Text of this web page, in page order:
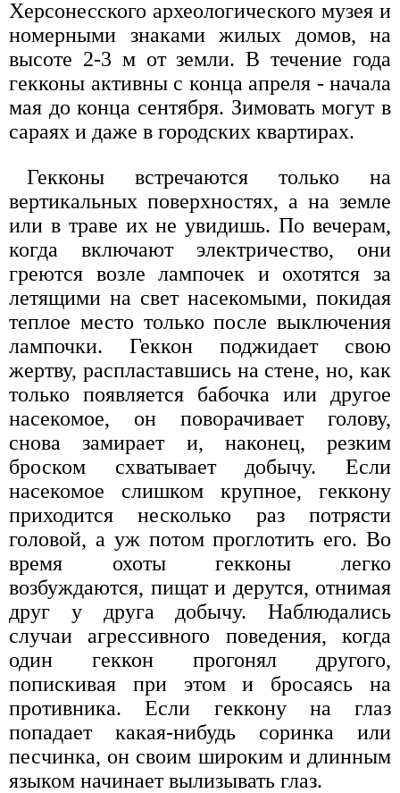
Херсонесского археологического музея и
номерными знаками жилых домов, на
высоте 2-3 м от земли. В течение года
гекконы активны с конца апреля - начала
мая до конца сентября. Зимовать могут в
сараях и даже в городских квартирах.
Гекконы встречаются только на
вертикальных поверхностях, а на земле
или в траве их не увидишь. По вечерам,
когда включают электричество, они
греются возле лампочек и охотятся за
летящими на свет насекомыми, покидая
теплое место только после выключения
лампочки. Геккон поджидает свою
жертву, распластавшись на стене, но, как
только появляется бабочка или другое
насекомое, он поворачивает голову,
снова замирает и, наконец, резким
броском схватывает добычу. Если
насекомое слишком крупное, геккону
приходится несколько раз потрясти
головой, а уж потом проглотить его. Во
время охоты гекконы легко
возбуждаются, пищат и дерутся, отнимая
друг у друга добычу. Наблюдались
случаи агрессивного поведения, когда
один геккон прогонял другого,
попискивая при этом и бросаясь на
противника. Если геккону на глаз
попадает какая-нибудь соринка или
песчинка, он своим широким и длинным
языком начинает вылизывать глаз.